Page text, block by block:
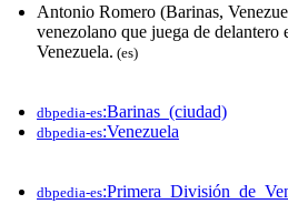
Antonio Romero (Barinas,
venezolano que juega de
Venezuela. (es)
dbpedia-es:Barinas_(ciudad)
dbpedia-es:Venezuela
dbpedia-es